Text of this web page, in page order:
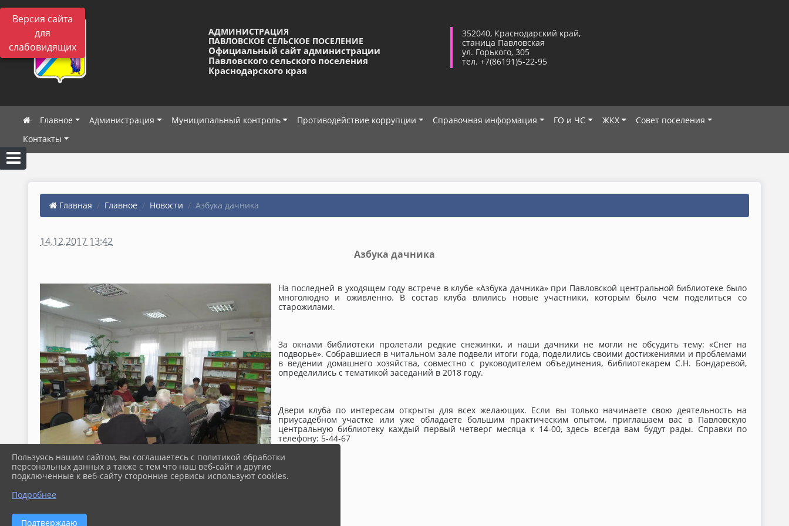
Версия сайта
для
слабовидящих
АДМИНИСТРАЦИЯ
ПАВЛОВСКОЕ СЕЛЬСКОЕ ПОСЕЛЕНИЕ
Официальный сайт администрации
Павловского сельского поселения
Краснодарского края
352040, Краснодарский край,
станица Павловская
ул. Горького, 305
тел. +7(86191)5-22-95
Главное Администрация Муниципальный контроль Противодействие коррупции Справочная информация ГО и ЧС ЖКХ
Совет поселения
Контакты
Главная Главное Новости Азбука дачника
14.12.2017 13:42
Азбука дачника
На последней в уходящем году встрече в клубе «Азбука дачника» при Павловской центральной библиотеке было
многолюдно и оживленно. В состав клуба влились новые участники, которым было чем поделиться со
старожилами.
За окнами библиотеки пролетали редкие снежинки, и наши дачники не могли не обсудить тему: «Снег на
подворье». Собравшиеся в читальном зале подвели итоги года, поделились своими достижениями и проблемами
в ведении домашнего хозяйства, совместно с руководителем объединения, библиотекарем С.Н. Бондаревой,
определились с тематикой заседаний в 2018 году.
Двери клуба по интересам открыты для всех желающих. Если вы только начинаете свою деятельность на
приусадебном участке или уже обладаете большим практическим опытом, приглашаем вас в Павловскую
центральную библиотеку каждый первый четверг месяца к 14-00, здесь всегда вам будут рады. Справки по
телефону: 5-44-67
Пользуясь нашим сайтом, вы соглашаетесь с политикой обработки
персональных данных а также с тем что наш веб-сайт и другие
подключенные к веб-сайту сторонние сервисы используют cookies.
Подробнее
Подтверждаю